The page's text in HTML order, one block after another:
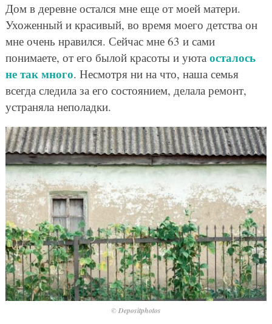
Дом в деревне остался мне еще от моей матери.
Ухоженный и красивый, во время моего детства он
мне очень нравился. Сейчас мне 63 и сами
понимаете, от его былой красоты и уюта осталось
не так много. Несмотря ни на что, наша семья
всегда следила за его состоянием, делала ремонт,
устраняла неполадки.
© Depositphotos